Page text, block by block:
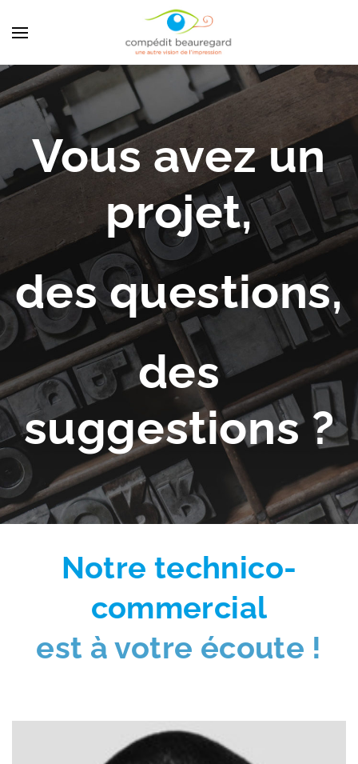
Vous avez un
projet,
des questions,
des
suggestions ?
Notre technico-
commercial
est à votre écoute !